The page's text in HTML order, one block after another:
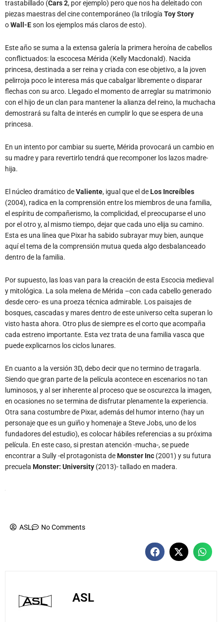
trastabillado (Cars 2, por ejemplo) pero que nos ha deleitado con
piezas maestras del cine contemporáneo (la trilogía Toy Story
oWall-Eson los ejemplos más claros de esto).
Este año se suma a la extensa galería la primera heroína de cabellos
conflictuados: la escocesa Mérida (Kelly Macdonald). Nacida
princesa, destinada a ser reina y criada con ese objetivo, a la joven
pelirroja poco le interesa más que cabalgar libremente o disparar
flechas con su arco. Llegado el momento de arreglar su matrimonio
con el hijo de un clan para mantener la alianza del reino, la muchacha
demostrará su falta de interés en cumplir lo que se espera de una
princesa.
En un intento por cambiar su suerte, Mérida provocará un cambio en
su madre y para revertirlo tendrá que recomponer los lazos madre-
hija.
El núcleo dramático deValiente, igual que el deLos Increíbles
(2004), radica en la comprensión entre los miembros de una familia,
el espíritu de compañerismo, la complicidad, el preocuparse el uno
por el otro y, al mismo tiempo, dejar que cada uno elija su camino.
Esta es una línea que Pixar ha sabido subrayar muy bien, aunque
aquí el tema de la comprensión mutua queda algo desbalanceado
dentro de la familia.
Por supuesto, las loas van para la creación de esta Escocia medieval
y mitológica. La sola melena de Mérida –con cada cabello generado
desde cero- es una proeza técnica admirable. Los paisajes de
bosques, cascadas y mares dentro de este universo celta superan lo
visto hasta ahora. Otro plus de siempre es el corto que acompaña
cada estreno importante. Esta vez trata de una familia vasca que
puede explicarnos los ciclos lunares.
En cuanto a la versión 3D, debo decir que no termino de tragarla.
Siendo que gran parte de la película acontece en escenarios no tan
luminosos, y al ser inherente al proceso que se oscurezca la imagen,
en ocasiones no se termina de disfrutar plenamente la experiencia.
Otra sana costumbre de Pixar, además del humor interno (hay un
personaje que es un guiño y homenaje a Steve Jobs, uno de los
fundadores del estudio), es colocar hábiles referencias a su próxima
película. En este caso, si prestan atención -mucha-, se puede
encontrar a Sully -el protagonista deMonster Inc (2001) y su futura
precuela Monster: University (2013)- tallado en madera.
ASL No Comments
ASL